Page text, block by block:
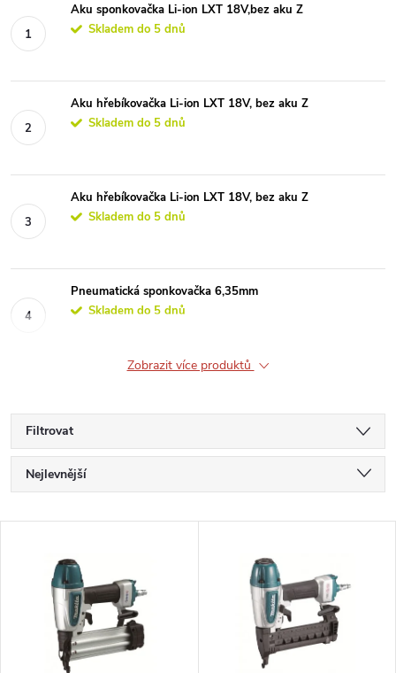
Aku sponkovačka Li-ion LXT 18V,bez aku Z
Skladem do 5 dnů
Aku hřebíkovačka Li-ion LXT 18V, bez aku Z
Skladem do 5 dnů
Aku hřebíkovačka Li-ion LXT 18V, bez aku Z
Skladem do 5 dnů
Pneumatická sponkovačka 6,35mm
Skladem do 5 dnů
Zobrazit více produktů
Filtrovat
Ř
a
Nejlevnější
Abecedně